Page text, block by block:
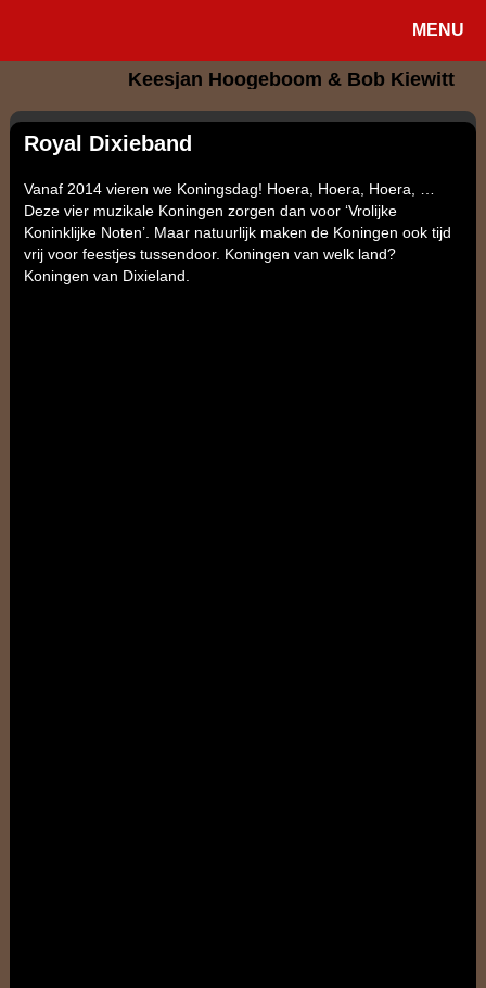
Keesjan Hoogeboom & Bob Kiewitt
MENU
Royal Dixieband
Vanaf 2014 vieren we Koningsdag! Hoera, Hoera, Hoera, …
Deze vier muzikale Koningen zorgen dan voor ‘Vrolijke
Koninklijke Noten’. Maar natuurlijk maken de Koningen ook tijd
vrij voor feestjes tussendoor. Koningen van welk land?
Koningen van Dixieland.